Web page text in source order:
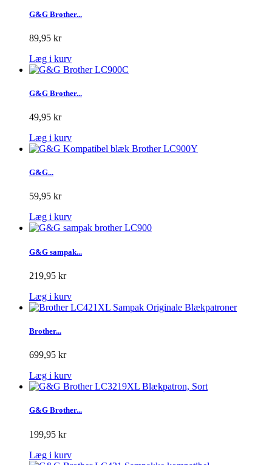
G&G Brother...
89,95 kr
Læg i kurv
G&G Brother...
49,95 kr
Læg i kurv
G&G...
59,95 kr
Læg i kurv
G&G sampak...
219,95 kr
Læg i kurv
Brother...
699,95 kr
Læg i kurv
G&G Brother...
199,95 kr
Læg i kurv